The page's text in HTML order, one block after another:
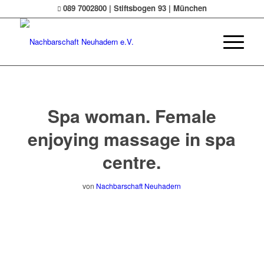
089 7002800 | Stiftsbogen 93 | München
Spa woman. Female
enjoying massage in spa
centre.
von Nachbarschaft Neuhadern